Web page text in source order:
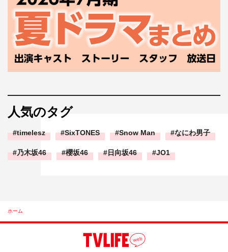
人気のタグ
timelesz SixTONES Snow Man なにわ男子
乃木坂46 櫻坂46 日向坂46 JO1
ホーム